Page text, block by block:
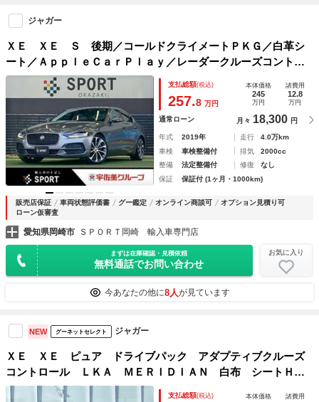
ジャガー
ＸＥ ＸＥ Ｓ 後期／コールドクライメートＰＫＧ／白革シ
ート／ＡｐｐｌｅＣａｒＰｌａｙ／レーダークルーズコントロ
ール／ブラインドスポットモニター／電動トランク／パワーシ
ート／シートメモリー／シートヒーター／フルセグ
支払総額(税込)
257.8 万円
本体価格
245
万円
諸費用
12.8
万円
通常ローン 月々 18,300 円
年式 2019年 走行
4.0万km
車検
車検整備付 排気
2000cc
整備
法定整備付 修復
なし
保証
保証付 (1ヶ月・1000km)
販売店保証 車両状態評価書 グー鑑定 オンライン商談可
オプション見積り可
ローン仮審査
愛知県岡崎市 ＳＰＯＲＴ岡崎 輸入車専門店
まずは在庫確認・見積依頼
無料通話でお問い合わせ
お気に入り
今あなたの他に8人が見ています
NEW グーネットセレクト ジャガー
ＸＥ ＸＥ ピュア ドライブパック アダプティブクルーズ
コントロール ＬＫＡ ＭＥＲＩＤＩＡＮ 白布 シートＨ
純正ナビ 地デジ Ｂｌｕｅｔｏｏｔｈ ＣＤ／ＤＶＤ オー
支払総額(税込) 本体価格 諸費用